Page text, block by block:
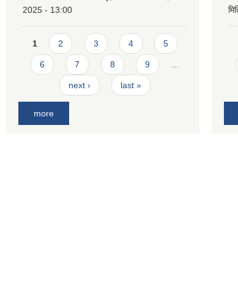
2025 - 13:00
Pages
1 2 3 4 5
6 7 8 9
next › last »
more